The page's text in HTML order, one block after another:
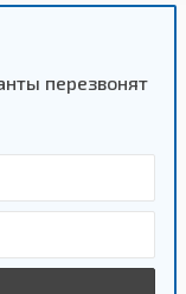
перезвонят